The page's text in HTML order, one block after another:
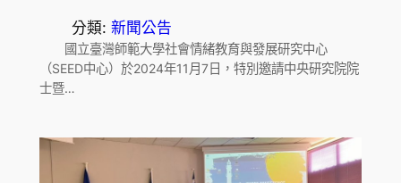
分類: 新聞公告
國立臺灣師範大學社會情緒教育與發展研究中心
（SEED中心）於2024年11月7日，特別邀請中央研究院院
士暨…